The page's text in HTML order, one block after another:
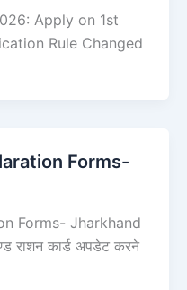
Apply on 1st
Rule Changed
Forms-
Forms- Jharkhand
राशन कार्ड अपडेट करने